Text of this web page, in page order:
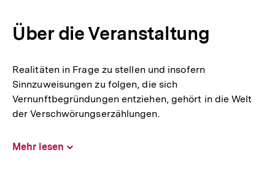
Über die Veranstaltung
Realitäten in Frage zu stellen und insofern
Sinnzuweisungen zu folgen, die sich
Vernunftbegründungen entziehen, gehört in die Welt
der Verschwörungserzählungen.
Mehr lesen